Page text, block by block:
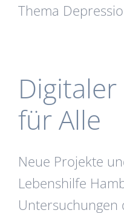
Thema
für Alle
Neue Projekte
Lebenshilfe
Untersuchungen